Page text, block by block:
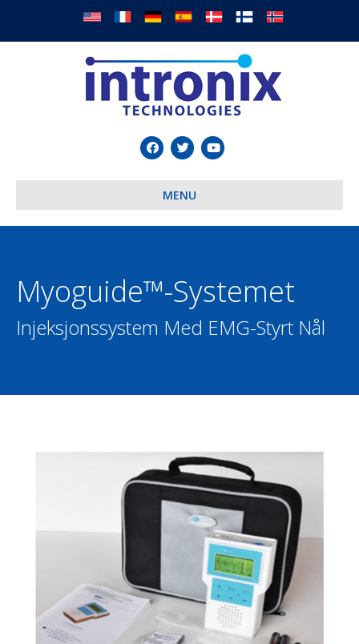
Facebook
TwitterYoutube
MENU
Myoguide™-Systemet
Injeksjonssystem Med EMG-Styrt Nål